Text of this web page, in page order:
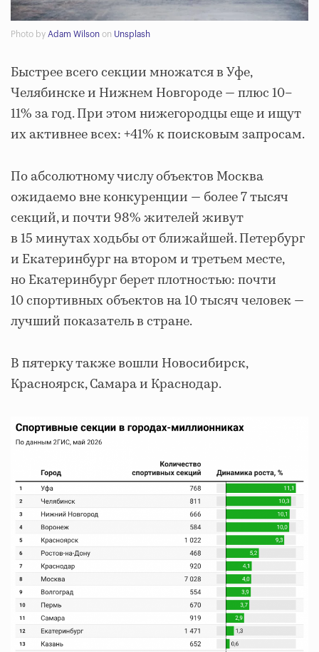
Photo by Adam Wilson on Unsplash
Быстрее всего секции множатся в Уфе,
Челябинске и Нижнем Новгороде — плюс 10–
11% за год. При этом нижегородцы еще и ищут
их активнее всех: +41% к поисковым запросам.
По абсолютному числу объектов Москва
ожидаемо вне конкуренции — более 7 тысяч
секций, и почти 98% жителей живут
в 15 минутах ходьбы от ближайшей. Петербург
и Екатеринбург на втором и третьем месте,
но Екатеринбург берет плотностью: почти
10 спортивных объектов на 10 тысяч человек —
лучший показатель в стране.
В пятерку также вошли Новосибирск,
Красноярск, Самара и Краснодар.